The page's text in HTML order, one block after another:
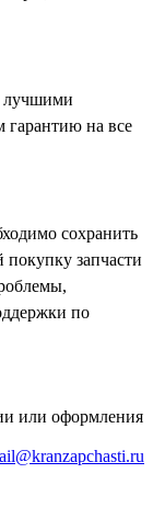
лучшими
гарантию на все
сохранить
запчасти
по
или оформления